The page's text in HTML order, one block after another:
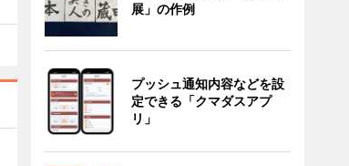
展」の作例
プッシュ通知内容などを設
定できる「クマダスアプ
リ」